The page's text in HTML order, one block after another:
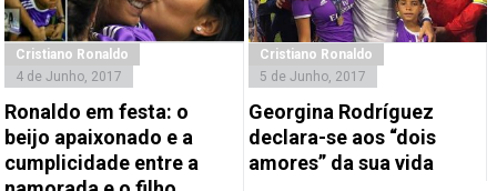
Cristiano Ronaldo
4 de Junho, 2017
Ronaldo em festa: o
beijo apaixonado e a
cumplicidade entre a
Cristiano Ronaldo
5 de Junho, 2017
Georgina Rodríguez
declara-se aos “dois
amores” da sua vida